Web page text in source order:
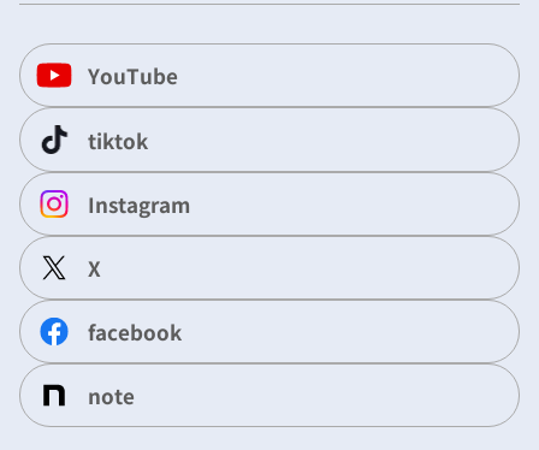
YouTube
tiktok
Instagram
X
facebook
note